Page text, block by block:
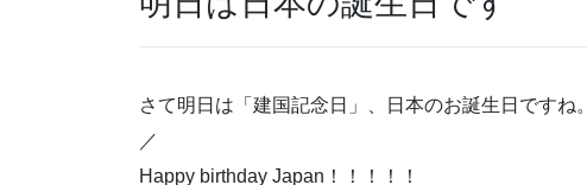
さて明日は「建国記念日」、日本のお誕生日ですね。
／
Happy birthday Japan！！！！！